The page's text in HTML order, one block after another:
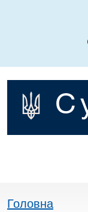
Головна